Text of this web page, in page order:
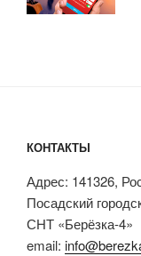
КОНТАКТЫ
Адрес: 141326,
Посадский
СНТ «Берёзка-4»
email: